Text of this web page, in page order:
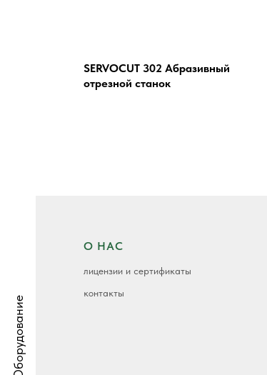
Оборудование
SERVOCUT 302 Абразивный
отрезной станок
О НАС
лицензии и сертификаты
контакты